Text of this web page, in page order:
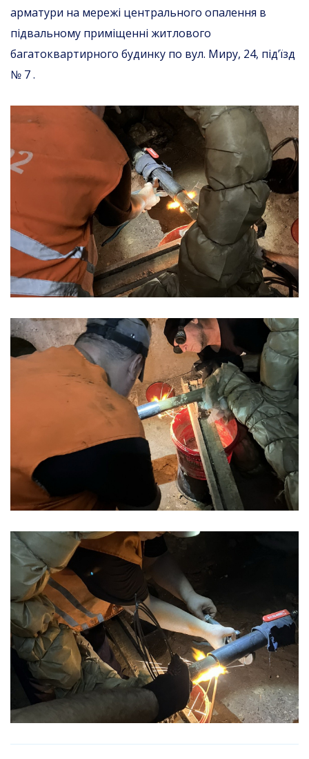
арматури на мережі центрального опалення в
підвальному приміщенні житлового
багатоквартирного будинку по вул. Миру, 24, під’їзд
№ 7 .